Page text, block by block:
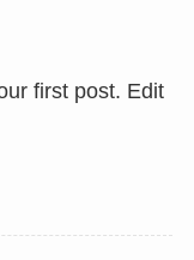
first post. Edit